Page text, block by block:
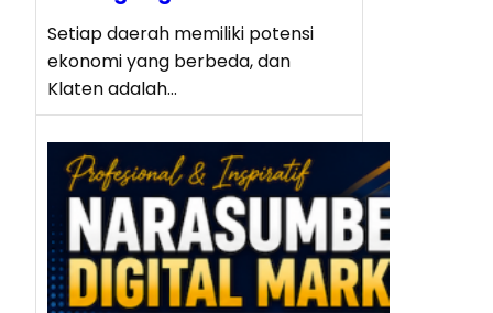
Setiap daerah memiliki potensi
ekonomi yang berbeda, dan
Klaten adalah…